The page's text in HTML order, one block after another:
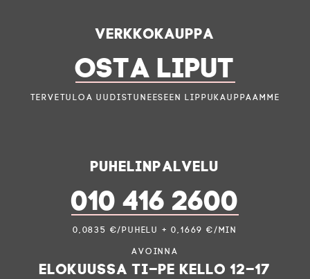
Verkkokauppa
OSTA LIPUT
Tervetuloa uudistuneeseen lippukauppaamme
Puhelinpalvelu
010 416 2600
0,0835 €/puhelu + 0,1669 €/min
Avoinna
elokuussa ti–pe kello 12–17